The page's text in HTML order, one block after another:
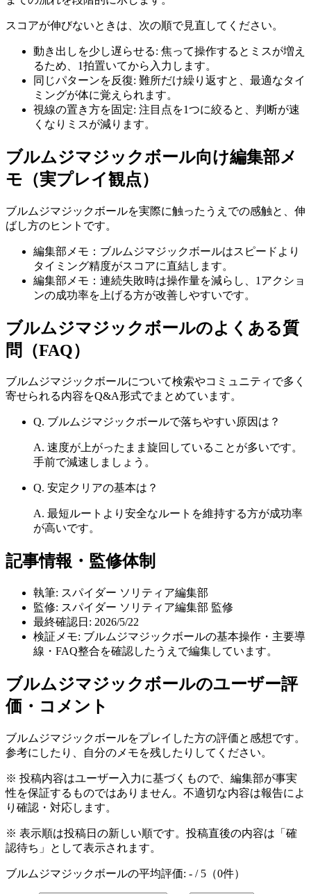
スコアが伸びないときは、次の順で見直してください。
動き出しを少し遅らせる: 焦って操作するとミスが増え
るため、1拍置いてから入力します。
同じパターンを反復: 難所だけ繰り返すと、最適なタイ
ミングが体に覚えられます。
視線の置き方を固定: 注目点を1つに絞ると、判断が速
くなりミスが減ります。
ブルムジマジックボール向け編集部メ
モ（実プレイ観点）
ブルムジマジックボールを実際に触ったうえでの感触と、伸
ばし方のヒントです。
編集部メモ：ブルムジマジックボールはスピードより
タイミング精度がスコアに直結します。
編集部メモ：連続失敗時は操作量を減らし、1アクショ
ンの成功率を上げる方が改善しやすいです。
ブルムジマジックボールのよくある質
問（FAQ）
ブルムジマジックボールについて検索やコミュニティで多く
寄せられる内容をQ&A形式でまとめています。
Q. ブルムジマジックボールで落ちやすい原因は？
A. 速度が上がったまま旋回していることが多いです。
手前で減速しましょう。
Q. 安定クリアの基本は？
A. 最短ルートより安全なルートを維持する方が成功率
が高いです。
記事情報・監修体制
執筆: スパイダー ソリティア編集部
監修: スパイダー ソリティア編集部 監修
最終確認日: 2026/5/22
検証メモ: ブルムジマジックボールの基本操作・主要導
線・FAQ整合を確認したうえで編集しています。
ブルムジマジックボールのユーザー評
価・コメント
ブルムジマジックボールをプレイした方の評価と感想です。
参考にしたり、自分のメモを残したりしてください。
※ 投稿内容はユーザー入力に基づくもので、編集部が事実
性を保証するものではありません。不適切な内容は報告によ
り確認・対応します。
※ 表示順は投稿日の新しい順です。投稿直後の内容は「確
認待ち」として表示されます。
ブルムジマジックボールの平均評価: - / 5（0件）